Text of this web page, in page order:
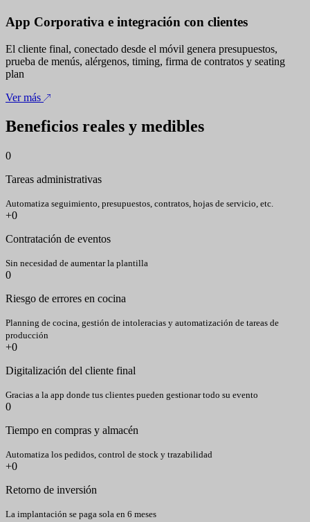
App Corporativa e integración con clientes
El cliente final, conectado desde el móvil genera presupuestos,
prueba de menús, alérgenos, timing, firma de contratos y seating
plan
Ver más
Beneficios reales y medibles
0
Tareas administrativas
Automatiza seguimiento, presupuestos, contratos, hojas de servicio, etc.
+0
Contratación de eventos
Sin necesidad de aumentar la plantilla
0
Riesgo de errores en cocina
Planning de cocina, gestión de intoleracias y automatización de tareas de
producción
+0
Digitalización del cliente final
Gracias a la app donde tus clientes pueden gestionar todo su evento
0
Tiempo en compras y almacén
Automatiza los pedidos, control de stock y trazabilidad
+0
Retorno de inversión
La implantación se paga sola en 6 meses